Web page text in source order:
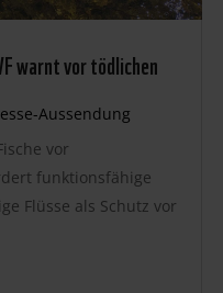
warnt vor tödlichen
Aussendung
vor
funktionsfähige
Flüsse als Schutz vor